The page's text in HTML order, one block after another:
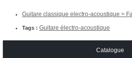
Guitare classique electro-acoustique >
Tags : Guitare électro-acoustique
Catalogue